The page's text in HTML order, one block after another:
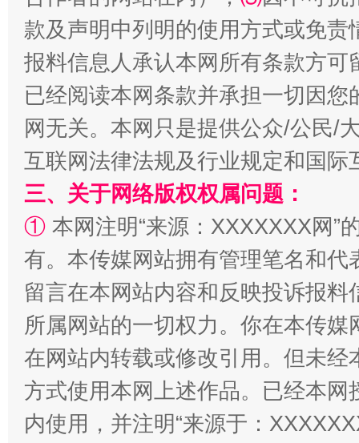
全民健身五年计划来了！等你上场
阿坝州三大球赛在茂县开幕 规模
款及声明中列明的使用方式或免责
报料信息人承认本网所有条款方
已经阅读本网条款并承担一切因
网无关。本网只是提供公众/公民/
互联网法律法规及行业规定和国
三、关于网络版权权属问题：
① 本网注明“来源：XXXXXXX网”
有。本传媒网站拥有管理笔名和
留言在本网站内容和反映投诉报
所属网站的一切权力。你在本传
在网站内转载或修改引用。但未
方式使用本网上述作品。已经本
内使用，并注明“来源于：